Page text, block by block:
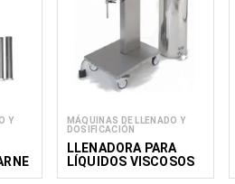
Y
MÁQUINAS DE LLENADO Y
DOSIFICACIÓN
LLENADORA PARA
LÍQUIDOS VISCOSOS
PH 150-1000